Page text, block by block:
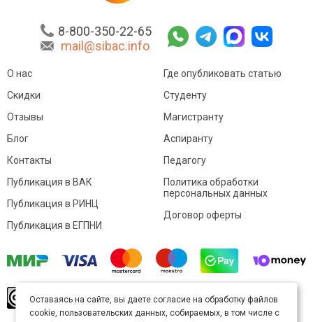
8-800-350-22-65
mail@sibac.info
О нас
Скидки
Отзывы
Блог
Контакты
Где опубликовать статью
Студенту
Магистранту
Аспиранту
Педагогу
Публикация в ВАК
Публикация в РИНЦ
Публикация в ЕГПНИ
Политика обработки
персональных данных
Договор оферты
произведение доступно полицензии Creative
Commons «Attribution» («Атрибуция») 4.0
Оставаясь на сайте, вы даете согласие на обработку файлов
cookie, пользовательских данных, собираемых, в том числе с